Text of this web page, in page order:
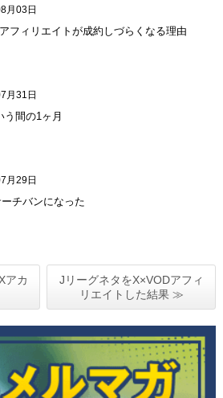
月03日
フィリエイトが成約しづらくなる理由
月31日
う間の1ヶ月
月29日
チバンになった
アカ
JリーグネタをX×VODアフィ
リエイトした結果 ≫